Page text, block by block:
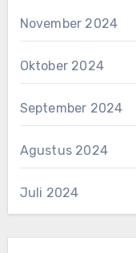
November 2024
Oktober 2024
September 2024
Agustus 2024
Juli 2024